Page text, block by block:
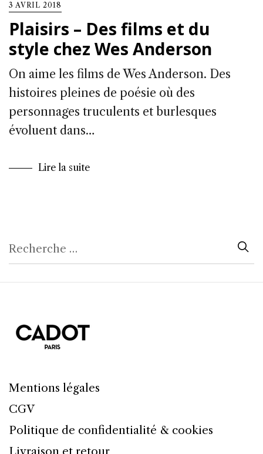
3 AVRIL 2018
Plaisirs – Des films et du
style chez Wes Anderson
On aime les films de Wes Anderson. Des
histoires pleines de poésie où des
personnages truculents et burlesques
évoluent dans…
Lire la suite
Mentions légales
CGV
Politique de confidentialité & cookies